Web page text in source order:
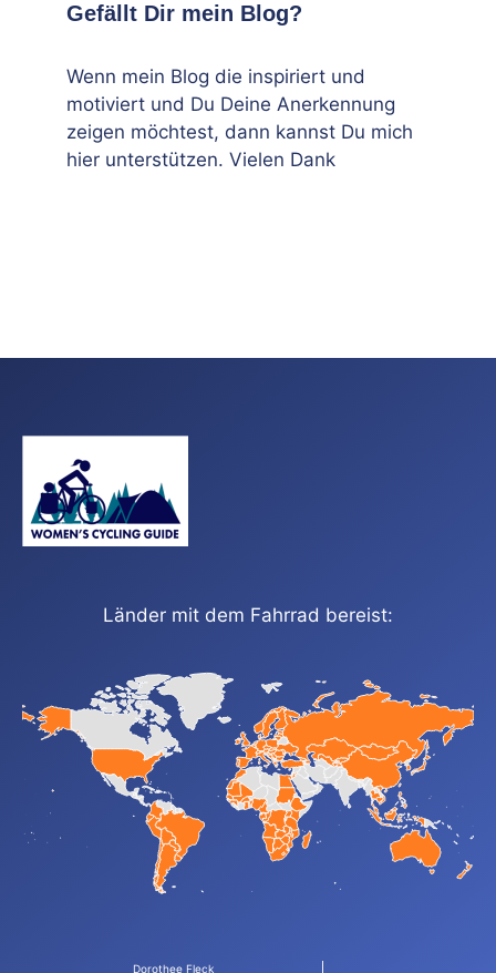
Gefällt Dir mein Blog?
Wenn mein Blog die inspiriert und
motiviert und Du Deine Anerkennung
zeigen möchtest, dann kannst Du mich
hier unterstützen. Vielen Dank
Länder mit dem Fahrrad bereist:
Dorothee Fleck